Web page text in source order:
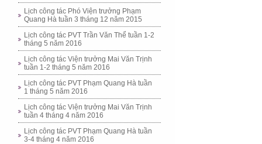
Lịch công tác Phó Viện trưởng Phạm
Quang Hà tuần 3 tháng 12 năm 2015
Lịch công tác PVT Trần Văn Thể tuần 1-2
tháng 5 năm 2016
Lịch công tác Viện trưởng Mai Văn Trịnh
tuần 1-2 tháng 5 năm 2016
Lịch công tác PVT Phạm Quang Hà tuần
1 tháng 5 năm 2016
Lịch công tác Viện trưởng Mai Văn Trịnh
tuần 4 tháng 4 năm 2016
Lịch công tác PVT Phạm Quang Hà tuần
3-4 tháng 4 năm 2016